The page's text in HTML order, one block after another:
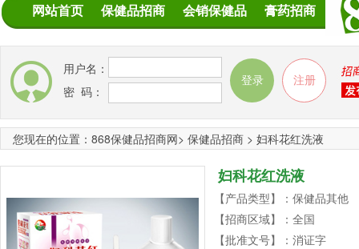
网站首页 保健品招商 会销保健品 膏药招商
用户名：
密 码：
您现在的位置： 868保健品招商网> 保健品招商 > 妇科花红洗液
妇科花红洗液
【产品类型】：保健品其他
【招商区域】：全国
【批准文号】：消证字